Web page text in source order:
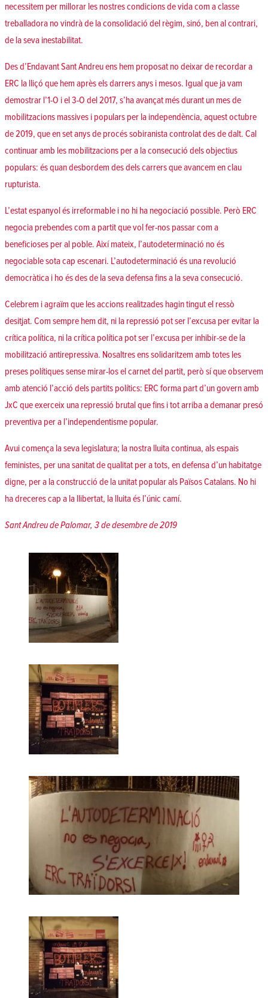
necessitem per millorar les nostres condicions de vida com a classe
treballadora no vindrà de la consolidació del règim, sinó, ben al contrari,
de la seva inestabilitat.
Des d’Endavant Sant Andreu ens hem proposat no deixar de recordar a
ERC la lliçó que hem après els darrers anys i mesos. Igual que ja vam
demostrar l’1-O i el 3-O del 2017, s’ha avançat més durant un mes de
mobilitzacions massives i populars per la independència, aquest octubre
de 2019, que en set anys de procés sobiranista controlat des de dalt. Cal
continuar amb les mobilitzacions per a la consecució dels objectius
populars: és quan desbordem des dels carrers que avancem en clau
rupturista.
L’estat espanyol és irreformable i no hi ha negociació possible. Però ERC
negocia prebendes com a partit que vol fer-nos passar com a
beneficioses per al poble. Així mateix, l’autodeterminació no és
negociable sota cap escenari. L’autodeterminació és una revolució
democràtica i ho és des de la seva defensa fins a la seva consecució.
Celebrem i agraïm que les accions realitzades hagin tingut el ressò
desitjat. Com sempre hem dit, ni la repressió pot ser l’excusa per evitar la
crítica política, ni la crítica política pot ser l’excusa per inhibir-se de la
mobilització antirepressiva. Nosaltres ens solidaritzem amb totes les
preses polítiques sense mirar-los el carnet del partit, però sí que observem
amb atenció l’acció dels partits polítics: ERC forma part d’un govern amb
JxC que exerceix una repressió brutal que fins i tot arriba a demanar presó
preventiva per a l’independentisme popular.
Avui comença la seva legislatura; la nostra lluita continua, als espais
feministes, per una sanitat de qualitat per a tots, en defensa d’un habitatge
digne, per a la construcció de la unitat popular als Països Catalans. No hi
ha dreceres cap a la llibertat, la lluita és l’únic camí.
Sant Andreu de Palomar, 3 de desembre de 2019